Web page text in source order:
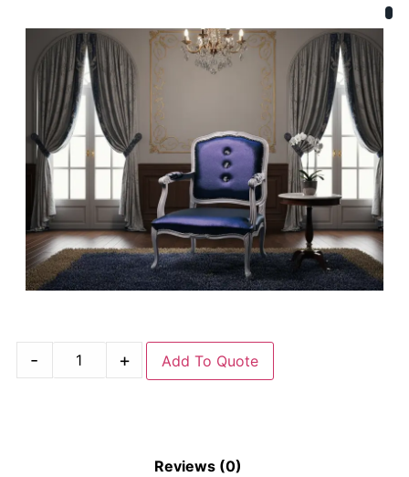
- + Add To Quote
Reviews (0)